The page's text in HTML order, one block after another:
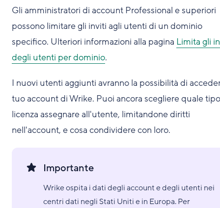
Gli amministratori di account Professional e superiori
possono limitare gli inviti agli utenti di un dominio
specifico. Ulteriori informazioni alla pagina Limita gli
degli utenti per dominio.
I nuovi utenti aggiunti avranno la possibilità di
tuo account di Wrike. Puoi ancora scegliere quale
licenza assegnare all'utente, limitandone diritti
nell'account, e cosa condividere con loro.
Importante
Wrike ospita i dati degli account e degli utenti nei
centri dati negli Stati Uniti e in Europa. Per